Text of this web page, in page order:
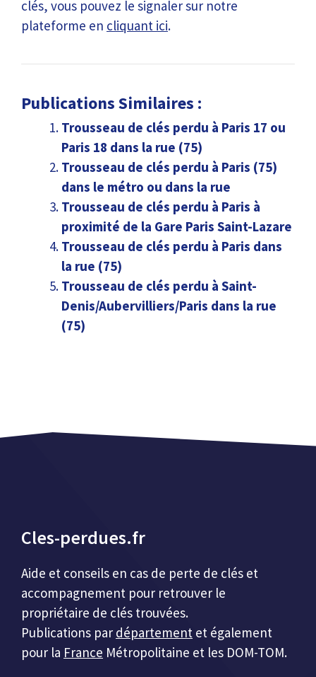
clés, vous pouvez le signaler sur notre
plateforme en cliquant ici.
Publications Similaires :
Trousseau de clés perdu à Paris 17 ou
Paris 18 dans la rue (75)
Trousseau de clés perdu à Paris (75)
dans le métro ou dans la rue
Trousseau de clés perdu à Paris à
proximité de la Gare Paris Saint-Lazare
Trousseau de clés perdu à Paris dans
la rue (75)
Trousseau de clés perdu à Saint-
Denis/Aubervilliers/Paris dans la rue
(75)
Cles-perdues.fr
Aide et conseils en cas de perte de clés et
accompagnement pour retrouver le
propriétaire de clés trouvées.
Publications par département et également
pour la France Métropolitaine et les DOM-TOM.